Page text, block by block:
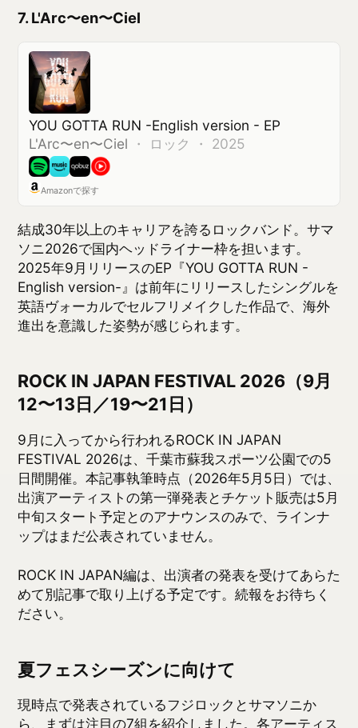
英語ヴォーカルでセルフリメイクした作品で、海外
ROCK IN JAPAN FESTIVAL 2026（9月
12〜13日／19〜21日）
9月に入ってから行われるROCK IN JAPAN
FESTIVAL 2026は、千葉市蘇我スポーツ公園での5
日間開催。本記事執筆時点（2026年5月5日）では、
出演アーティストの第一弾発表とチケット販売は5月
ップはまだ公表されていません。
ROCK IN JAPAN編は、出演者の発表を受けてあらた
めて別記事で取り上げる予定です。続報をお待ちく
ださい。
現時点で発表されているフジロックとサマソニか
ら、まずは注目の7組を紹介しました。各アーティス
ついては、今後別記事で順次公開予定です。
ROCK IN JAPAN FESTIVAL 2026の出演者が発表さ
れ次第、続報として注目アーティストを取り上げて
いきます。気になるアーティストがいたら、ぜひ
music scoreでアルバムにスコアをつけて、あなたの
特集
2026
関連アルバム